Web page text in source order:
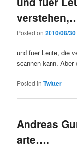
Posted on2010/08/30
und fuer Leute, die
scannen kann. Aber
Posted in Twitter
Andreas
arte….